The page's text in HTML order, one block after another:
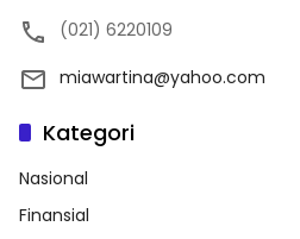
(021) 6220109
miawartina@yahoo.com
Kategori
Nasional
Finansial